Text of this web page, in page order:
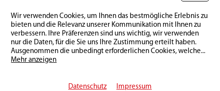
Wir verwenden Cookies, um Ihnen das bestmögliche Erlebnis zu
bieten und die Relevanz unserer Kommunikation mit Ihnen zu
verbessern. Ihre Präferenzen sind uns wichtig, wir verwenden
nur die Daten, für die Sie uns Ihre Zustimmung erteilt haben.
Ausgenommen die unbedingt erforderlichen Cookies, welche...
Mehr anzeigen
Datenschutz Impressum